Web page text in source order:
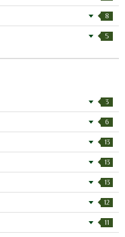
8
5
3
6
13
13
13
12
11